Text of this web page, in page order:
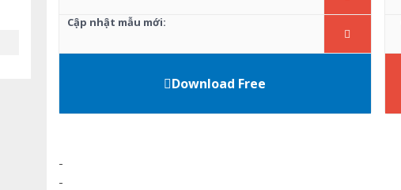
Cập nhật mẫu mới:
Download Free
-
-